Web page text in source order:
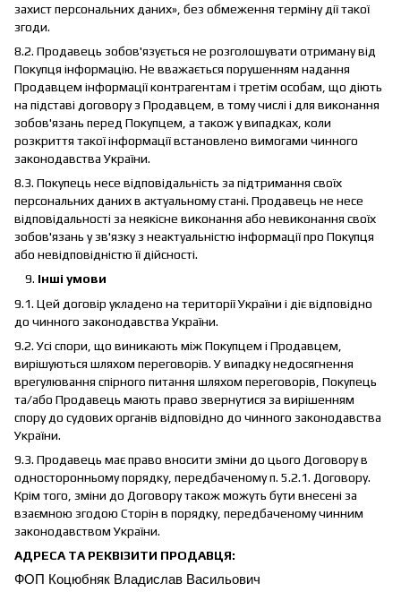
захист персональних даних», без обмеження терміну дії такої
згоди.
8.2. Продавець зобов'язується не розголошувати отриману від
Покупця інформацію. Не вважається порушенням надання
Продавцем інформації контрагентам і третім особам, що діють
на підставі договору з Продавцем, в тому числі і для виконання
зобов'язань перед Покупцем, а також у випадках, коли
розкриття такої інформації встановлено вимогами чинного
законодавства України.
8.3. Покупець несе відповідальність за підтримання своїх
персональних даних в актуальному стані. Продавець не несе
відповідальності за неякісне виконання або невиконання своїх
зобов'язань у зв'язку з неактуальністю інформації про Покупця
або невідповідністю її дійсності.
Інші умови
9.1. Цей договір укладено на території України і діє відповідно
до чинного законодавства України.
9.2. Усі спори, що виникають між Покупцем і Продавцем,
вирішуються шляхом переговорів. У випадку недосягнення
врегулювання спірного питання шляхом переговорів, Покупець
та/або Продавець мають право звернутися за вирішенням
спору до судових органів відповідно до чинного законодавства
України.
9.3. Продавець має право вносити зміни до цього Договору в
односторонньому порядку, передбаченому п. 5.2.1. Договору.
Крім того, зміни до Договору також можуть бути внесені за
взаємною згодою Сторін в порядку, передбаченому чинним
законодавством України.
АДРЕСА ТА РЕКВІЗИТИ ПРОДАВЦЯ:
ФОП Коцюбняк Владислав Васильович